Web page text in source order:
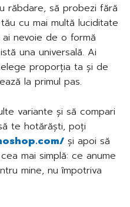
răbdare, să probezi fără
cu mai multă luciditate
ai nevoie de o formă
una universală. Ai
proporția ta și de
la primul pas.
variante și să compari
te hotărăști, poți
și apoi să
mai simplă: ce anume
mine, nu împotriva